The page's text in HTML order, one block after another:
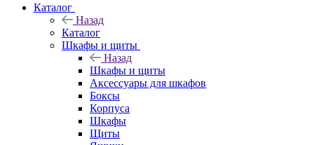
Каталог
Назад
Каталог
Шкафы и щиты
Назад
Шкафы и щиты
Аксессуары для шкафов
Боксы
Корпуса
Шкафы
Щиты